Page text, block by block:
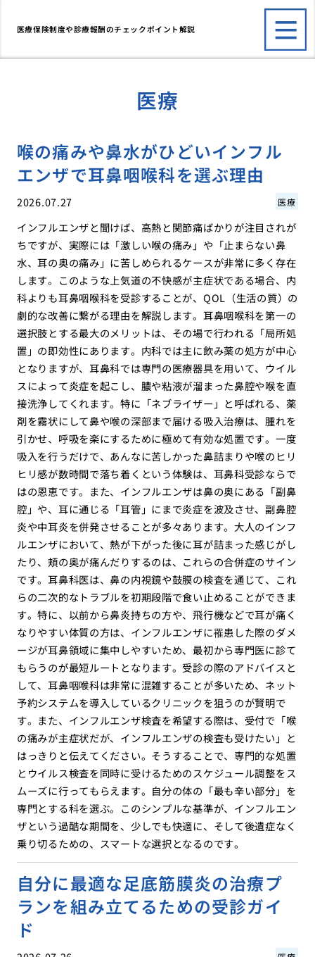
医療保険制度や診療報酬のチェックポイント解説
医療
喉の痛みや鼻水がひどいインフル
エンザで耳鼻咽喉科を選ぶ理由
2026.07.27 医療
インフルエンザと聞けば、高熱と関節痛ばかりが注目されが
ちですが、実際には「激しい喉の痛み」や「止まらない鼻
水、耳の奥の痛み」に苦しめられるケースが非常に多く存在
します。このような上気道の不快感が主症状である場合、内
科よりも耳鼻咽喉科を受診することが、QOL（生活の質）の
劇的な改善に繋がる理由を解説します。耳鼻咽喉科を第一の
選択肢とする最大のメリットは、その場で行われる「局所処
置」の即効性にあります。内科では主に飲み薬の処方が中心
となりますが、耳鼻科では専門の医療器具を用いて、ウイル
スによって炎症を起こし、膿や粘液が溜まった鼻腔や喉を直
接洗浄してくれます。特に「ネブライザー」と呼ばれる、薬
剤を霧状にして鼻や喉の深部まで届ける吸入治療は、腫れを
引かせ、呼吸を楽にするために極めて有効な処置です。一度
吸入を行うだけで、あんなに苦しかった鼻詰まりや喉のヒリ
ヒリ感が数時間で落ち着くという体験は、耳鼻科受診ならで
はの恩恵です。また、インフルエンザは鼻の奥にある「副鼻
腔」や、耳に通じる「耳管」にまで炎症を波及させ、副鼻腔
炎や中耳炎を併発させることが多々あります。大人のインフ
ルエンザにおいて、熱が下がった後に耳が詰まった感じがし
たり、頬の奥が痛んだりするのは、これらの合併症のサイン
です。耳鼻科医は、鼻の内視鏡や鼓膜の検査を通じて、これ
らの二次的なトラブルを初期段階で食い止めることができま
す。特に、以前から鼻炎持ちの方や、飛行機などで耳が痛く
なりやすい体質の方は、インフルエンザに罹患した際のダメ
ージが耳鼻領域に集中しやすいため、最初から専門医に診て
もらうのが最短ルートとなります。受診の際のアドバイスと
して、耳鼻咽喉科は非常に混雑することが多いため、ネット
予約システムを導入しているクリニックを狙うのが賢明で
す。また、インフルエンザ検査を希望する際は、受付で「喉
の痛みが主症状だが、インフルエンザの検査も受けたい」と
はっきりと伝えてください。そうすることで、専門的な処置
とウイルス検査を同時に受けるためのスケジュール調整をス
ムーズに行ってもらえます。自分の体の「最も辛い部分」を
専門とする科を選ぶ。このシンプルな基準が、インフルエン
ザという過酷な期間を、少しでも快適に、そして後遺症なく
乗り切るための、スマートな選択となるのです。
自分に最適な足底筋膜炎の治療プ
ランを組み立てるための受診ガイ
ド